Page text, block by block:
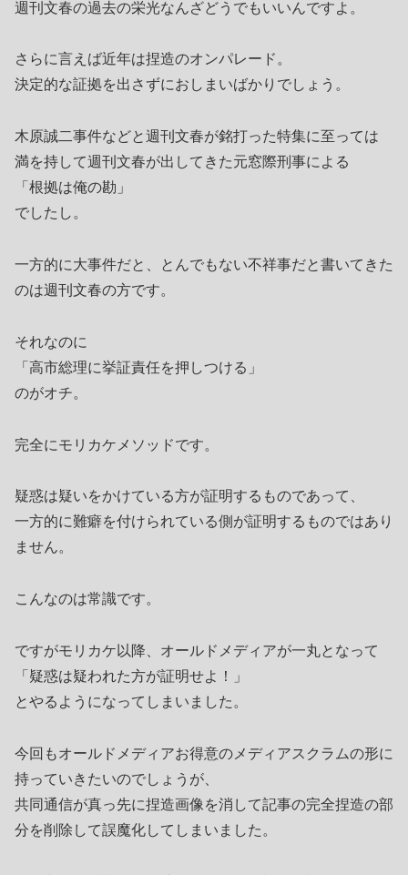
週刊文春の過去の栄光なんざどうでもいいんですよ。
さらに言えば近年は捏造のオンパレード。
決定的な証拠を出さずにおしまいばかりでしょう。
木原誠二事件などと週刊文春が銘打った特集に至っては
満を持して週刊文春が出してきた元窓際刑事による
「根拠は俺の勘」
でしたし。
一方的に大事件だと、とんでもない不祥事だと書いてきた
のは週刊文春の方です。
それなのに
「高市総理に挙証責任を押しつける」
のがオチ。
完全にモリカケメソッドです。
疑惑は疑いをかけている方が証明するものであって、
一方的に難癖を付けられている側が証明するものではあり
ません。
こんなのは常識です。
ですがモリカケ以降、オールドメディアが一丸となって
「疑惑は疑われた方が証明せよ！」
とやるようになってしまいました。
今回もオールドメディアお得意のメディアスクラムの形に
持っていきたいのでしょうが、
共同通信が真っ先に捏造画像を消して記事の完全捏造の部
分を削除して誤魔化してしまいました。